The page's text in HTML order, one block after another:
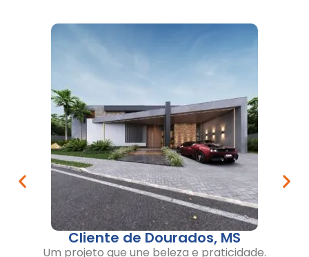
Cliente de Dourados, MS
Um projeto que une beleza e praticidade.